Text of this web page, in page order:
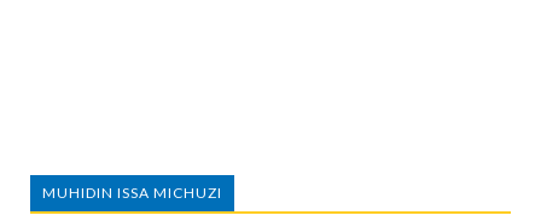
MUHIDIN ISSA MICHUZI